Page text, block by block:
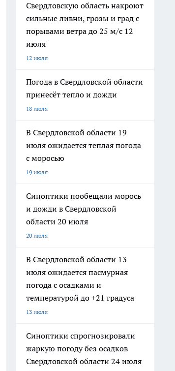
Свердловскую область накроют
сильные ливни, грозы и град с
порывами ветра до 25 м/с 12
июля
12 июля
Погода в Свердловской области
принесёт тепло и дожди
18 июля
В Свердловской области 19
июля ожидается теплая погода
с моросью
19 июля
Синоптики пообещали морось
и дожди в Свердловской
области 20 июля
20 июля
В Свердловской области 13
июля ожидается пасмурная
погода с осадками и
температурой до +21 градуса
13 июля
Синоптики спрогнозировали
жаркую погоду без осадков
Свердловской области 24 июля